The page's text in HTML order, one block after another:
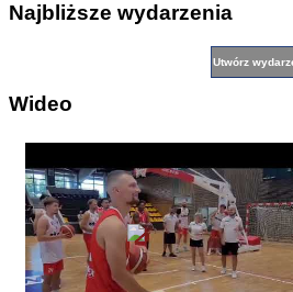
Najbliższe wydarzenia
Wideo